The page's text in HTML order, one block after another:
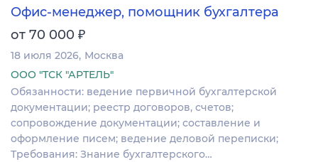
Офис-менеджер, помощник бухгалтера
от 70 000 ₽
18 июля 2026 Москва
ООО "ТСК "АРТЕЛЬ"
Обязанности: ведение первичной бухгалтерской
документации; реестр договоров, счетов;
сопровождение документации; составление и
оформление писем; ведение деловой переписки;
Требования: Знание бухгалтерского…